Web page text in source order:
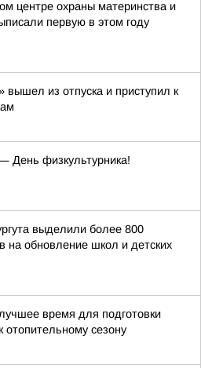
центре охраны материнства и
первую в этом году
вышел из отпуска и приступил к
День физкультурника!
выделили более 800
на обновление школ и детских
время для подготовки
отопительному сезону